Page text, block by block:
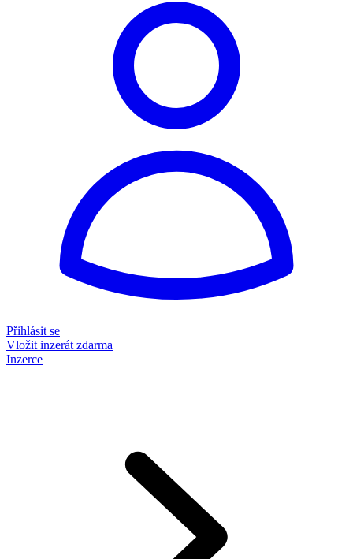
Přihlásit se
Vložit inzerát zdarma
Inzerce